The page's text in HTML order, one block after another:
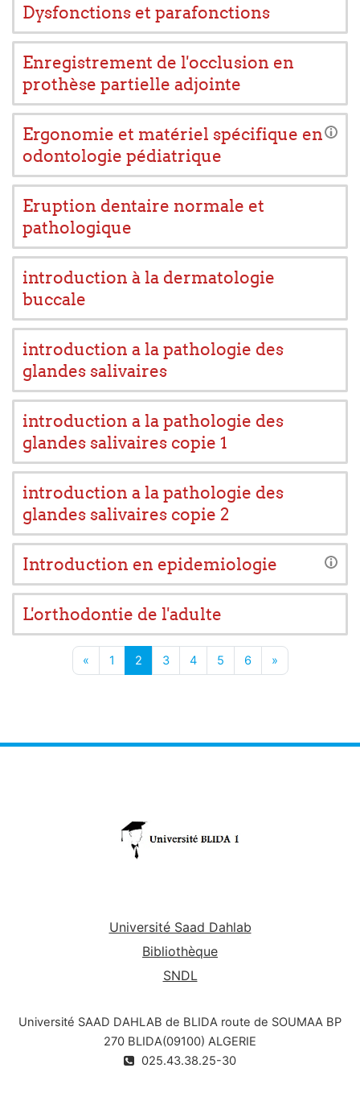
Dysfonctions et parafonctions
Enregistrement de l'occlusion en
prothèse partielle adjointe
Ergonomie et matériel spécifique en
odontologie pédiatrique
Eruption dentaire normale et
pathologique
introduction à la dermatologie
buccale
introduction a la pathologie des
glandes salivaires
introduction a la pathologie des
glandes salivaires copie 1
introduction a la pathologie des
glandes salivaires copie 2
Introduction en epidemiologie
L'orthodontie de l'adulte
«Page précédente
1 Page 1
2Page 2
3Page 3
4Page 4
5Page 5
6Page 6
»Page suivante
Université Saad Dahlab
Bibliothèque
SNDL
Université SAAD DAHLAB de BLIDA route de SOUMAA BP
270 BLIDA(09100) ALGERIE
025.43.38.25-30